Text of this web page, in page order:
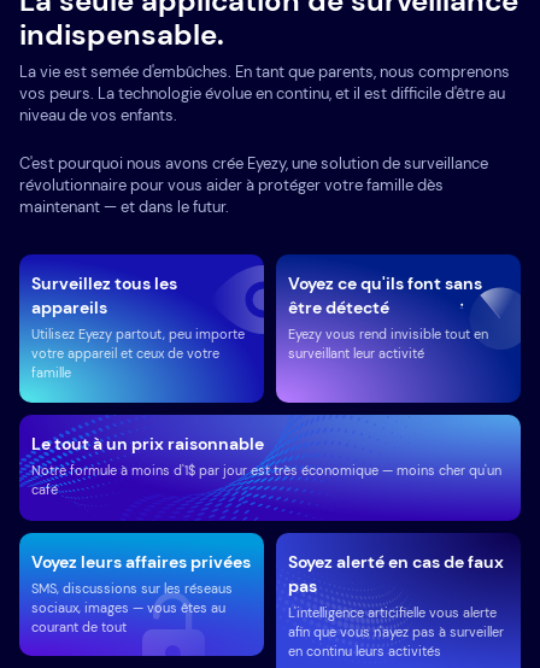
indispensable.
La vie est semée d'embûches. En tant que parents, nous comprenons
vos peurs. La technologie évolue en continu, et il est difficile d'être au
niveau de vos enfants.
C'est pourquoi nous avons crée Eyezy, une solution de surveillance
révolutionnaire pour vous aider à protéger votre famille dès
maintenant — et dans le futur.
Surveillez tous les
appareils
Utilisez Eyezy partout, peu importe
votre appareil et ceux de votre
famille
Voyez ce qu'ils font sans
être détecté
Eyezy vous rend invisible tout en
surveillant leur activité
Voyez leurs affaires privées
SMS, discussions sur les réseaus
sociaux, images — vous êtes au
courant de tout
Le tout à un prix raisonnable
Notre formule à moins d'1$ par jour est très économique — moins cher qu'un
café
Soyez alerté en cas de faux
pas
L'intelligence articifielle vous alerte
afin que vous n'ayez pas à surveiller
en continu leurs activités